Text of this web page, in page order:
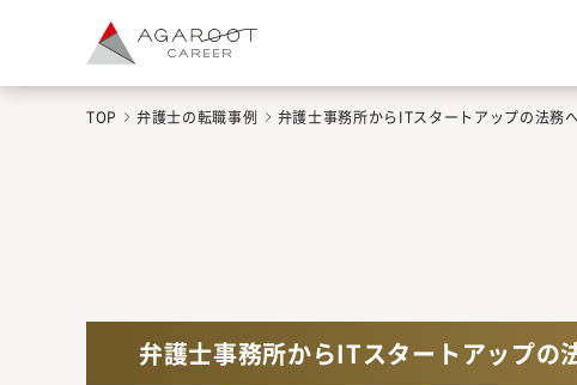
TOP 弁護士の転職事例 弁護士事務所からITスタートアップの法務
弁護士事務所からITスタートアップの